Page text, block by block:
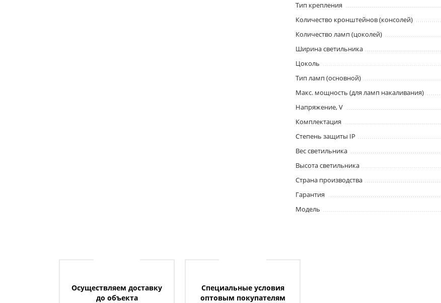
Тип крепления
Количество кронштейнов (консолей)
Количество ламп (цоколей)
Ширина светильника
Цоколь
Тип ламп (основной)
Макс. мощность (для ламп накаливания)
Напряжение, V
Комплектация
Степень защиты IP
Вес светильника
Высота светильника
Страна производства
Гарантия
Модель
Осуществляем доставку
до объекта
Специальные условия
оптовым покупателям